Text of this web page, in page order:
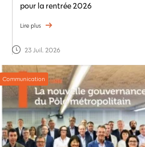
pour la rentrée 2026
Lire plus
23 Juil. 2026
Communication